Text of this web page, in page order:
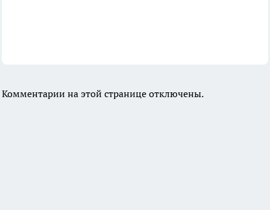
Комментарии на этой странице отключены.